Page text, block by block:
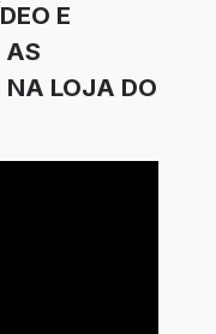
E
AS
NA LOJA DO